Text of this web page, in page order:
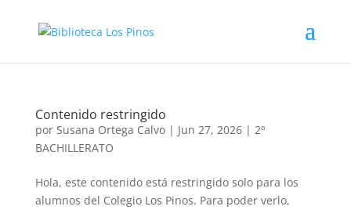
Contenido restringido
por Susana Ortega Calvo| Jun 27, 2026| 2º
BACHILLERATO
Hola, este contenido está restringido solo para los
alumnos del Colegio Los Pinos. Para poder verlo,